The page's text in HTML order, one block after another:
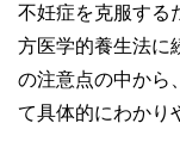
不妊症を克服する
方医学的養生法に
の注意点の中から
て具体的にわかり